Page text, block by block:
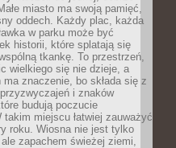
miasto ma swoją pamięć,
oddech. Każdy plac, każda
w parku może być
historii, które splatają się
tkankę. To przestrzeń,
wielkiego się nie dzieje, a
znaczenie, bo składa się z
i znaków
budują poczucie
takim miejscu łatwiej zauważyć
roku. Wiosna nie jest tylko
zapachem świeżej ziemi,